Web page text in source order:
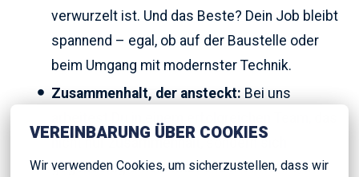
VEREINBARUNG ÜBER COOKIES
Wir verwenden Cookies, um sicherzustellen, dass wir
verwurzelt ist. Und das Beste? Dein Job bleibt
spannend – egal, ob auf der Baustelle oder
beim Umgang mit modernster Technik.
Zusammenhalt, der ansteckt: Bei uns
nicht nur zusammenhält, sondern sich
gegenseitig unterstützt und motiviert. Wir